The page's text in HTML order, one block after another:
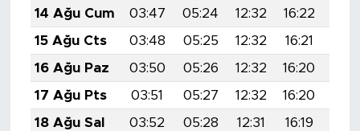
14 Ağu Cum
03:47 05:24 12:32 16:22
15 Ağu Cts
03:48 05:25 12:32 16:21
16 Ağu Paz
03:50 05:26 12:32 16:20
17 Ağu Pts
03:51 05:27 12:32 16:20
18 Ağu Sal
03:52 05:28 12:31 16:19